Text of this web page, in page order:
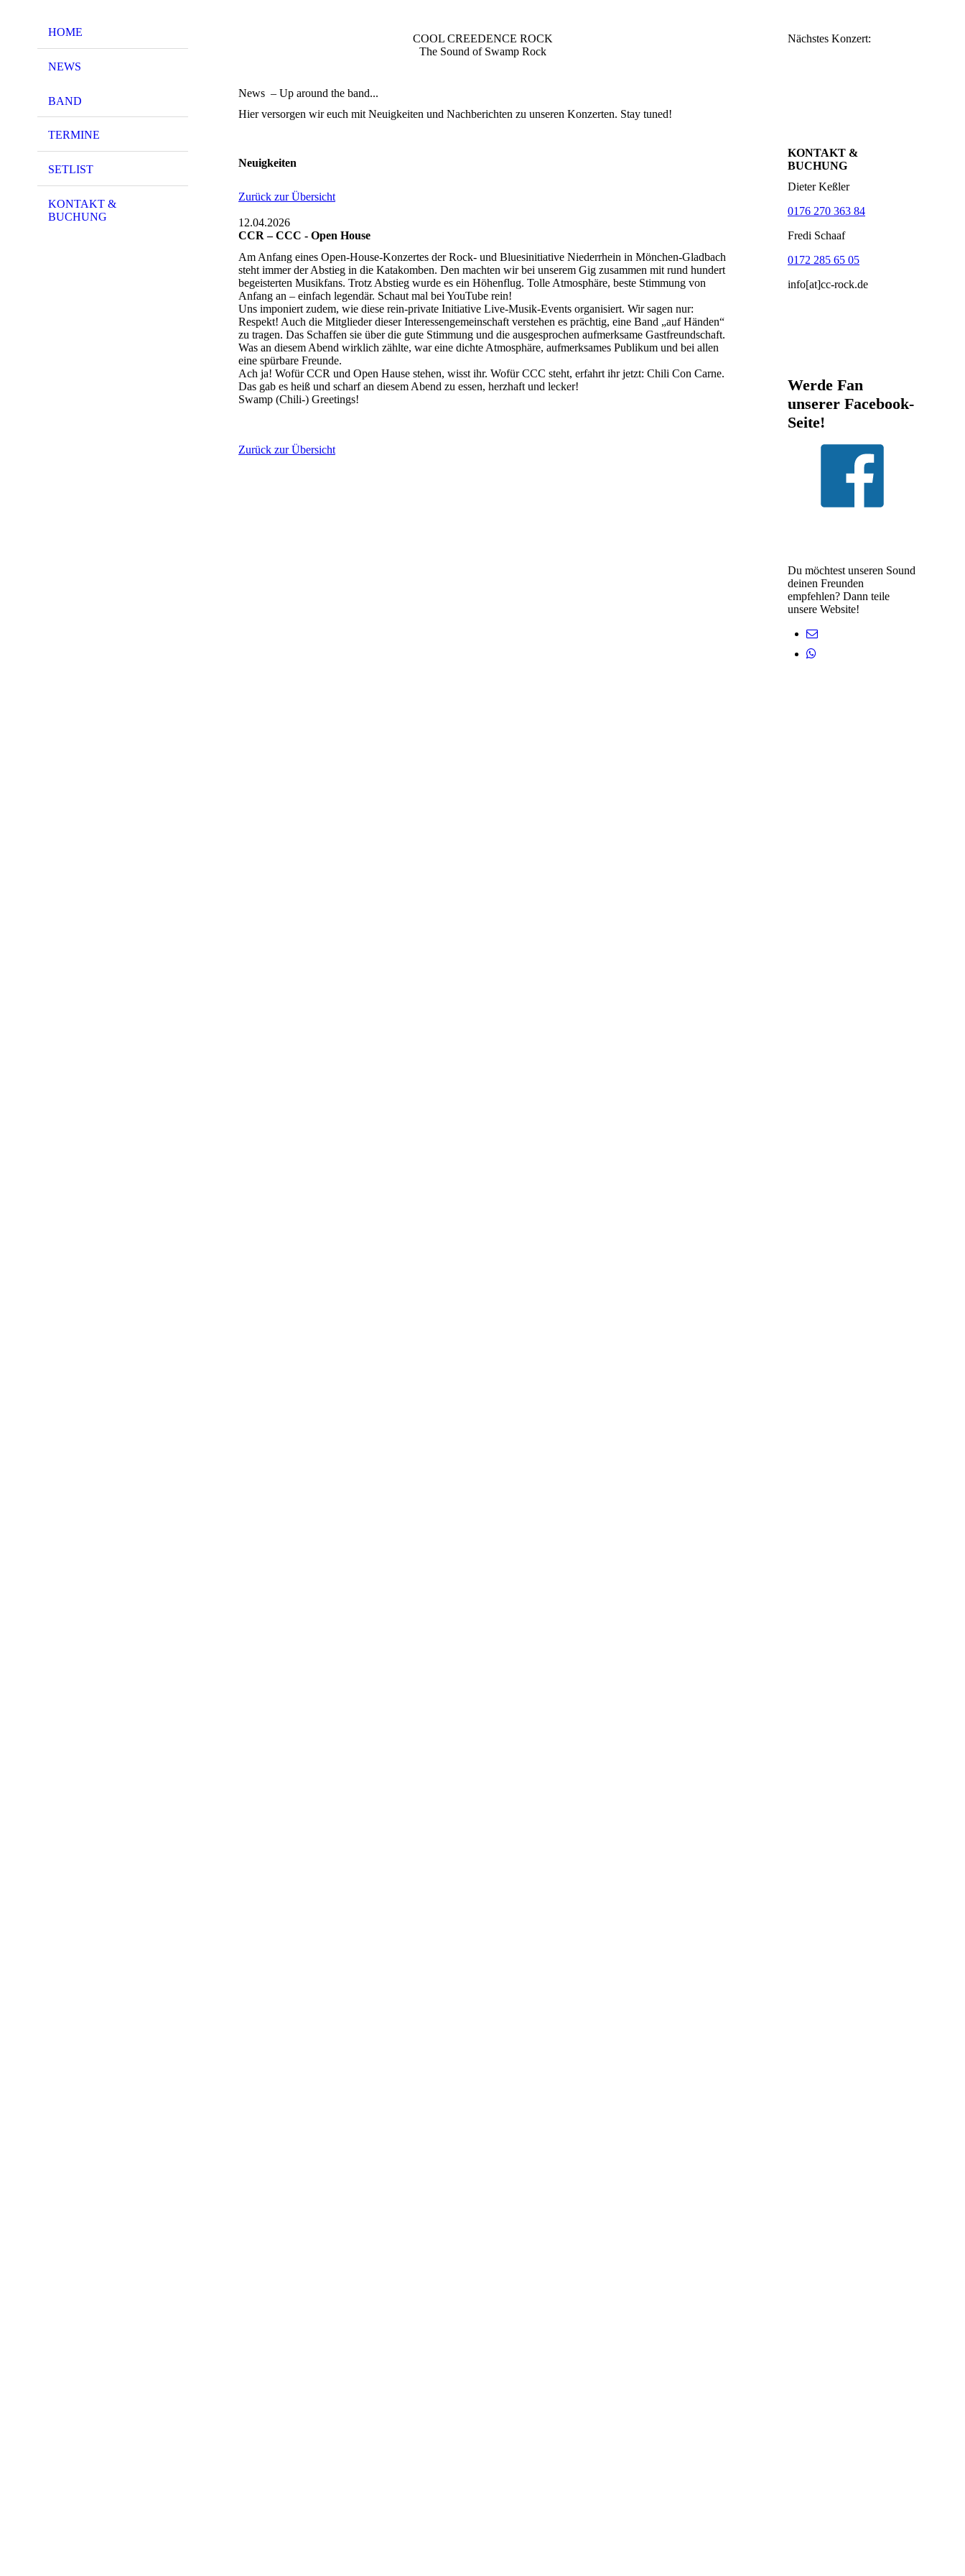
HOME
NEWS
BAND
TERMINE
SETLIST
KONTAKT &
BUCHUNG
COOL CREEDENCE ROCK
The Sound of Swamp Rock
News – Up around the band...
Hier versorgen wir euch mit Neuigkeiten und Nachberichten zu unseren Konzerten. Stay tuned!
Neuigkeiten
Zurück zur Übersicht
12.04.2026
CCR – CCC - Open House
Am Anfang eines Open-House-Konzertes der Rock- und Bluesinitiative Niederrhein in Mönchen-Gladbach
steht immer der Abstieg in die Katakomben. Den machten wir bei unserem Gig zusammen mit rund hundert
begeisterten Musikfans. Trotz Abstieg wurde es ein Höhenflug. Tolle Atmosphäre, beste Stimmung von
Anfang an – einfach legendär. Schaut mal bei YouTube rein!
Uns imponiert zudem, wie diese rein-private Initiative Live-Musik-Events organisiert. Wir sagen nur:
Respekt! Auch die Mitglieder dieser Interessengemeinschaft verstehen es prächtig, eine Band „auf Händen“
zu tragen. Das Schaffen sie über die gute Stimmung und die ausgesprochen aufmerksame Gastfreundschaft.
Was an diesem Abend wirklich zählte, war eine dichte Atmosphäre, aufmerksames Publikum und bei allen
eine spürbare Freunde.
Ach ja! Wofür CCR und Open Hause stehen, wisst ihr. Wofür CCC steht, erfahrt ihr jetzt: Chili Con Carne.
Das gab es heiß und scharf an diesem Abend zu essen, herzhaft und lecker!
Swamp (Chili-) Greetings!
Zurück zur Übersicht
Nächstes Konzert:
KONTAKT &
BUCHUNG
Dieter Keßler
0176 270 363 84
Fredi Schaaf
0172 285 65 05
info[at]cc-rock.de
Werde Fan
unserer Facebook-
Seite!
Du möchtest unseren Sound
deinen Freunden
empfehlen? Dann teile
unsere Website!